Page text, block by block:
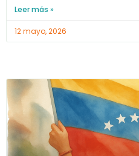
Leer más »
12 mayo, 2026